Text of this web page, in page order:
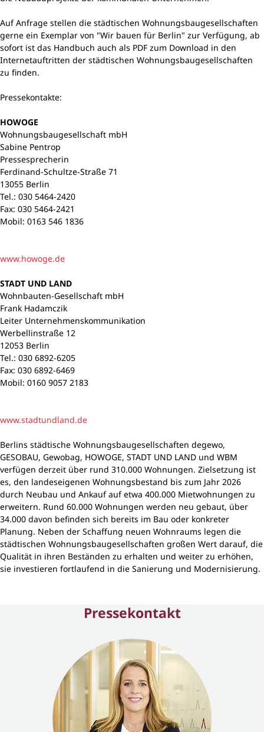
Auf Anfrage stellen die städtischen Wohnungsbaugesellschaften
gerne ein Exemplar von "Wir bauen für Berlin" zur Verfügung, ab
sofort ist das Handbuch auch als PDF zum Download in den
Internetauftritten der städtischen Wohnungsbaugesellschaften
zu finden.
Pressekontakte:
HOWOGE
Wohnungsbaugesellschaft mbH
Sabine Pentrop
Pressesprecherin
Ferdinand-Schultze-Straße 71
13055 Berlin
Tel.: 030 5464-2420
Fax: 030 5464-2421
Mobil: 0163 546 1836
www.howoge.de
STADT UND LAND
Wohnbauten-Gesellschaft mbH
Frank Hadamczik
Leiter Unternehmenskommunikation
Werbellinstraße 12
12053 Berlin
Tel.: 030 6892-6205
Fax: 030 6892-6469
Mobil: 0160 9057 2183
www.stadtundland.de
Berlins städtische Wohnungsbaugesellschaften degewo,
GESOBAU, Gewobag, HOWOGE, STADT UND LAND und WBM
verfügen derzeit über rund 310.000 Wohnungen. Zielsetzung ist
es, den landeseigenen Wohnungsbestand bis zum Jahr 2026
durch Neubau und Ankauf auf etwa 400.000 Mietwohnungen zu
erweitern. Rund 60.000 Wohnungen werden neu gebaut, über
34.000 davon befinden sich bereits im Bau oder konkreter
Planung. Neben der Schaffung neuen Wohnraums legen die
städtischen Wohnungsbaugesellschaften großen Wert darauf, die
Qualität in ihren Beständen zu erhalten und weiter zu erhöhen,
sie investieren fortlaufend in die Sanierung und Modernisierung.
Pressekontakt